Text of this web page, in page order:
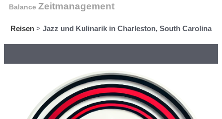
Balance Zeitmanagement
Reisen > Jazz und Kulinarik in Charleston, South Carolina